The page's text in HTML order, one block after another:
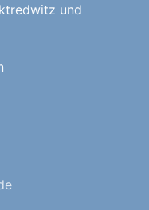
und